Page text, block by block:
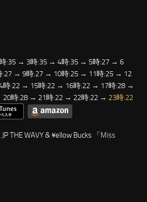
:35 → 3時:35 → 4時:35 → 5時:27 → 6
→ 9時:27 → 10時:25 → 11時:25 → 12
:22 → 15時:22 → 16時:22 → 17時:28 →
20時:28 → 21時:22 → 22時:22 → 23時:22
THE WAVY & ¥ellow Bucks 「Miss